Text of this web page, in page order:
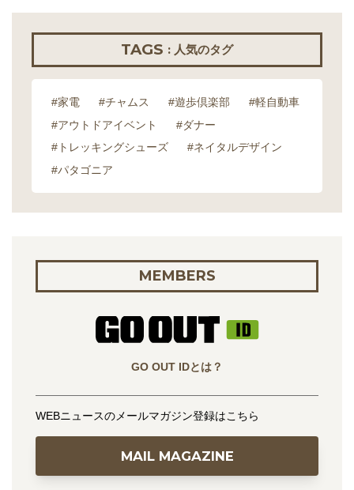
TAGS : 人気のタグ
#家電 #チャムス #遊歩倶楽部
#軽自動車
#アウトドアイベント
#ダナー
#トレッキングシューズ
#ネイタルデザイン
#パタゴニア
MEMBERS
GO OUT IDとは？
WEBニュースのメールマガジン登録はこちら
MAIL MAGAZINE